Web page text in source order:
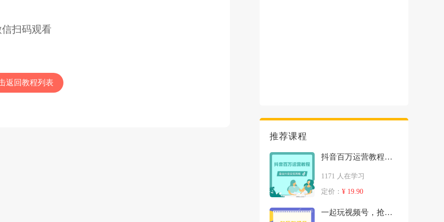
扫码观看
返回教程列表
推荐课程
抖音百万运营教程（你可以不用，但必须得懂系列）
1171 人在学习
定价： ¥ 19.90
一起玩视频号，抢占新流量风口！--入门版